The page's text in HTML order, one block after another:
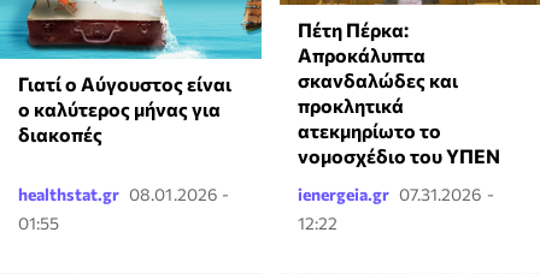
Γιατί ο Αύγουστος είναι
ο καλύτερος μήνας για
διακοπές
healthstat.gr 08.01.2026 -
01:55
Πέτη Πέρκα:
Απροκάλυπτα
σκανδαλώδες και
προκλητικά
ατεκμηρίωτο το
νομοσχέδιο του ΥΠΕΝ
ienergeia.gr 07.31.2026 -
12:22